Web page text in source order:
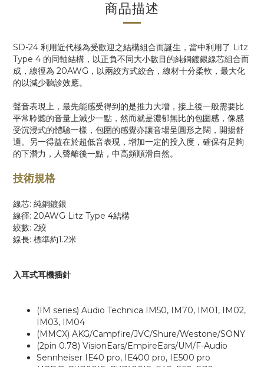
商品描述
SD-24 利用近代極為受歡迎之結構組合而誕生，當中利用了 Litz
Type 4 的同軸結構，以正負不同大小數目的純銅鍍銀線芯組合而
成，線徑為 20AWG，以兩絞方式絞合，線材十分柔軟，最大化
的以減少聽診效應。
聲音表現上，最先能感受得到的是推力大增，接上後一般需要比
平常聆聽的音量上減少一點，然而就是濃郁無比的包圍感，像感
受沉浸式的體驗一樣，包圍的感覺亦讓音場呈圓形之闊，開揚舒
適。另一得益在於超低音表現，增加一定的投入度，確保有足夠
的下潛力，人聲離後一點，中高頻順滑自然。
技術規格
線芯: 純銅鍍銀
線徑: 20AWG Litz Type 4結構
絞數: 2絞
線長: 標準約1.2米
入耳式耳機插針
(IM series) Audio Technica IM50, IM70, IM01, IM02,
IM03, IM04
(MMCX) AKG/Campfire/JVC/Shure/Westone/SONY
(2pin 0.78) VisionEars/EmpireEars/UM/F-Audio
Sennheiser IE40 pro, IE400 pro, IE500 pro